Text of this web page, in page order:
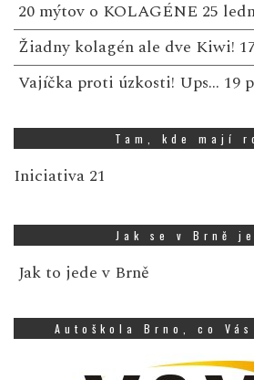
20 mýtov o KOLAGÉNE 25
Žiadny kolagén ale dve Kiwi!
Vajíčka proti úzkosti! Ups… 19
Tam, kde mají
Iniciativa 21
Jak se v Brně
Jak to jede v Brně
Autoškola Brno, co